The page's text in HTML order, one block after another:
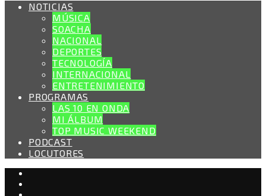
NOTICIAS
MÚSICA
SOACHA
NACIONAL
DEPORTES
TECNOLOGÍA
INTERNACIONAL
ENTRETENIMIENTO
PROGRAMAS
LAS 10 EN ONDA
MI ÁLBUM
TOP MUSIC WEEKEND
PODCAST
LOCUTORES